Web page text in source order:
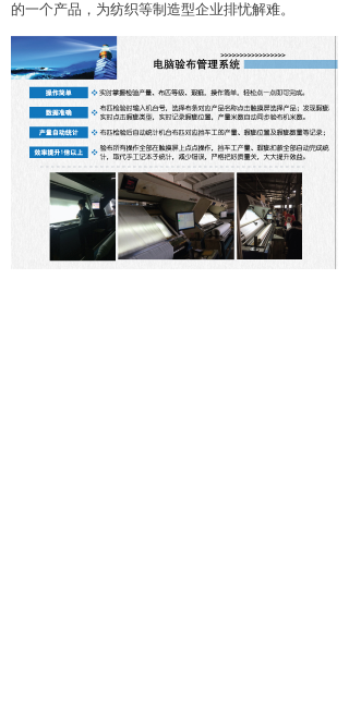
的一个产品，为纺织等制造型企业排忧解难。